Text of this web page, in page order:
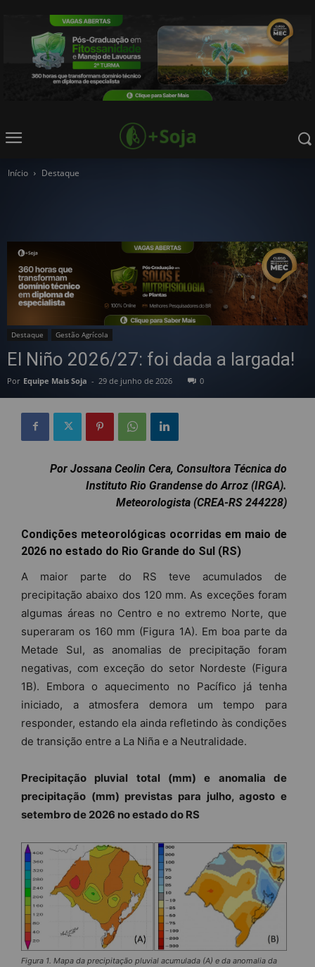
Início Destaque
Destaque Gestão Agrícola
El Niño 2026/27: foi dada a largada!
Por Equipe Mais Soja - 29 de junho de 2026 0
Por Jossana Ceolin Cera, Consultora Técnica do
Instituto Rio Grandense do Arroz (IRGA).
Meteorologista (CREA-RS 244228)
Condições meteorológicas ocorridas em maio de
2026 no estado do Rio Grande do Sul (RS)
A maior parte do RS teve acumulados de
precipitação abaixo dos 120 mm. As exceções foram
algumas áreas no Centro e no extremo Norte, que
superaram os 160 mm (Figura 1A). Em boa parte da
Metade Sul, as anomalias de precipitação foram
negativas, com exceção do setor Nordeste (Figura
1B). Embora o aquecimento no Pacífico já tenha
iniciado, a atmosfera demora um tempo para
responder, estando ela ainda refletindo às condições
de transição entre a La Niña e a Neutralidade.
Precipitação pluvial total (mm) e anomalia de
precipitação (mm) previstas para julho, agosto e
setembro de 2026 no estado do RS
Figura 1. Mapa da precipitação pluvial acumulada (A) e da anomalia da